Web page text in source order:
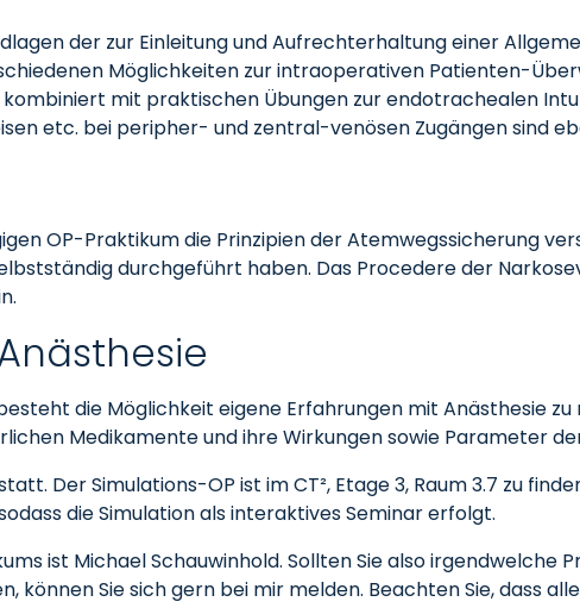
der zur Einleitung und Aufrechterhaltung einer
Möglichkeiten zur intraoperativen Patienten-
mit praktischen Übungen zur endotrachealen
etc. bei peripher- und zentral-venösen Zugängen sind
OP-Praktikum die Prinzipien der Atemwegssicherung
durchgeführt haben. Das Procedere der
die Möglichkeit eigene Erfahrungen mit Anästhesie
Medikamente und ihre Wirkungen sowie Parameter
Der Simulations-OP ist im CT², Etage 3, Raum 3.7 zu
die Simulation als interaktives Seminar erfolgt.
ist Michael Schauwinhold. Sollten Sie also irgendwelche
können Sie sich gern bei mir melden. Beachten Sie, dass